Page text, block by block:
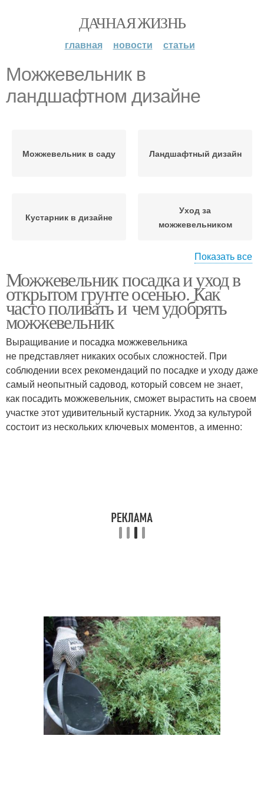
ДАЧНАЯ ЖИЗНЬ
главная новости статьи
Можжевельник в
ландшафтном дизайне
Можжевельник в саду Ландшафтный дизайн
Кустарник в дизайне
Уход за
можжевельником
комнате
Показать все
Можжевельник посадка и уход в
открытом грунте осенью. Как
часто поливать и чем удобрять
можжевельник
Выращивание и посадка можжевельника
не представляет никаких особых сложностей. При
соблюдении всех рекомендаций по посадке и уходу даже
самый неопытный садовод, который совсем не знает,
как посадить можжевельник, сможет вырастить на своем
участке этот удивительный кустарник. Уход за культурой
состоит из нескольких ключевых моментов, а именно: